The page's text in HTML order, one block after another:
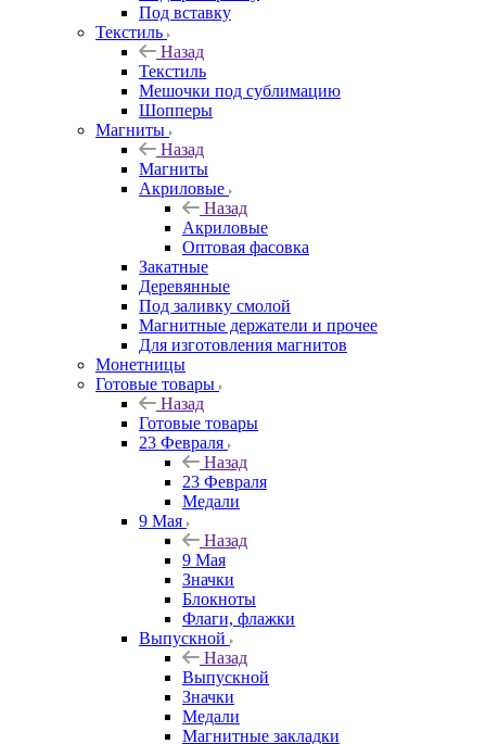
Под вставку
Текстиль
Назад
Текстиль
Мешочки под сублимацию
Шопперы
Магниты
Назад
Магниты
Акриловые
Назад
Акриловые
Оптовая фасовка
Закатные
Деревянные
Под заливку смолой
Магнитные держатели и прочее
Для изготовления магнитов
Монетницы
Готовые товары
Назад
Готовые товары
23 Февраля
Назад
23 Февраля
Медали
9 Мая
Назад
9 Мая
Значки
Блокноты
Флаги, флажки
Выпускной
Назад
Выпускной
Значки
Медали
Магнитные закладки